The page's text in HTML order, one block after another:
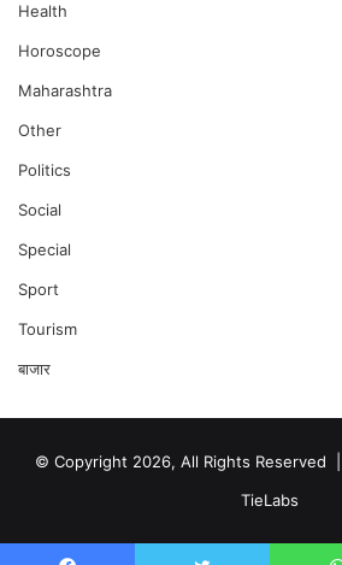
Health
Horoscope
Maharashtra
Other
Politics
Social
Special
Sport
Tourism
बाजार
© Copyright 2026, All Rights Reserved |
TieLabs